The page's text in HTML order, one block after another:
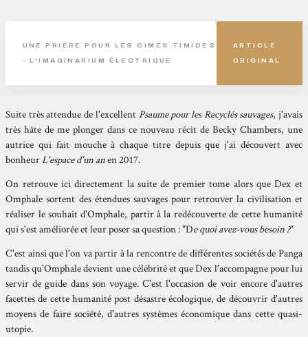
UNE PRIÈRE POUR LES CIMES TIMIDES
- L'IMAGINARIUM ÉLECTRIQUE
ARTICLE
ORIGINAL
Suite très attendue de l'excellent Psaume pour les Recyclés sauvages, j'avais
très hâte de me plonger dans ce nouveau récit de Becky Chambers, une
autrice qui fait mouche à chaque titre depuis que j'ai découvert avec
bonheurL'espace d'un anen 2017.
On retrouve ici directement la suite de premier tome alors que Dex et
Omphale sortent des étendues sauvages pour retrouver la civilisation et
réaliser le souhait d'Omphale, partir à la redécouverte de cette humanité
qui s'est améliorée et leur poser sa question : "De quoi avez-vous besoin ?"
C'est ainsi que l'on va partir à la rencontre de différentes sociétés de Panga
tandis qu'Omphale devient une célébrité et que Dex l'accompagne pour lui
servir de guide dans son voyage. C'est l'occasion de voir encore d'autres
facettes de cette humanité post désastre écologique, de découvrir d'autres
moyens de faire société, d'autres systèmes économique dans cette quasi-
utopie.